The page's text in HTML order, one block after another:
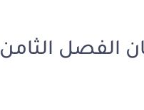
8 بقلم رونا فؤاد